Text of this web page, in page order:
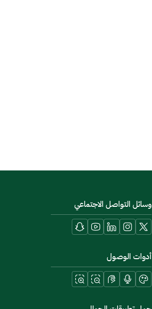
وسائل التواصل الاجتماعي
أدوات الوصول